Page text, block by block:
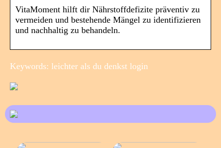
VitaMoment hilft dir Nährstoffdefizite präventiv zu
vermeiden und bestehende Mängel zu identifizieren
und nachhaltig zu behandeln.
Keywords: leichter als du denkst login